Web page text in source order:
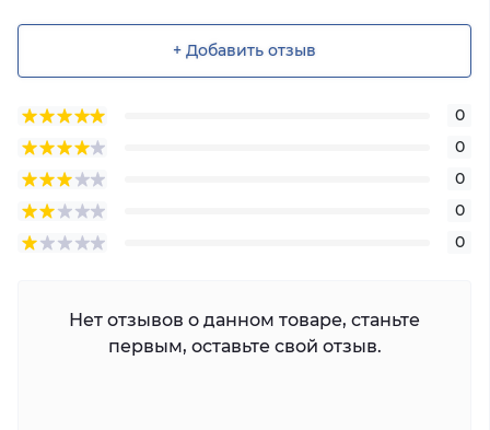
+ Добавить отзыв
0
0
0
0
0
Нет отзывов о данном товаре, станьте
первым, оставьте свой отзыв.